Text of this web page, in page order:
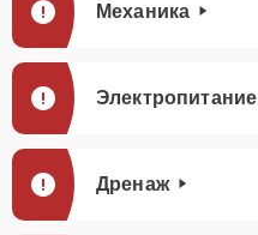
Механика
Электропитание
Дренаж